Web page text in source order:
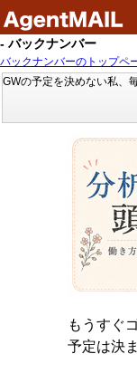
- バックナンバー
バックナンバーのトップペ
GWの予定を決めない私、
もうすぐ
予定は決